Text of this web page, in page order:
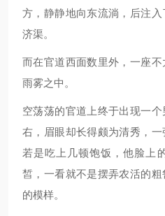
方，静静地向东流淌，后注
济渠。
而在官道西面数里外，一座
雨雾之中。
空荡荡的官道上终于出现一
右，眉眼却长得颇为清秀，
若是吃上几顿饱饭，他脸上
皙，一看就不是摆弄农活的
的模样。